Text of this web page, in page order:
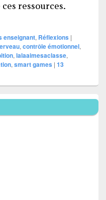
ressources.
workshop (atelier du
enseignant, Réflexions |
, contrôle émotionnel,
, lalaaimesaclasse,
, smart games | 13